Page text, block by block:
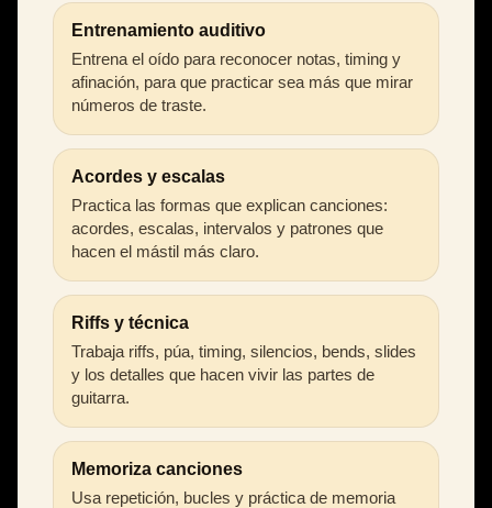
Entrenamiento auditivo
Entrena el oído para reconocer notas, timing y
afinación, para que practicar sea más que mirar
números de traste.
Acordes y escalas
Practica las formas que explican canciones:
acordes, escalas, intervalos y patrones que
hacen el mástil más claro.
Riffs y técnica
Trabaja riffs, púa, timing, silencios, bends, slides
y los detalles que hacen vivir las partes de
guitarra.
Memoriza canciones
Usa repetición, bucles y práctica de memoria